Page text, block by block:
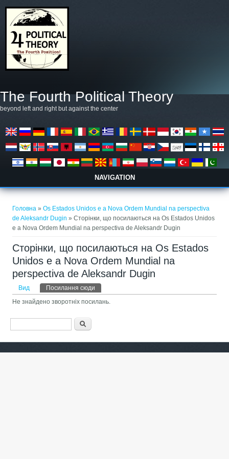
The Fourth Political Theory
beyond left and right but against the center
NAVIGATION
Головна »Os Estados Unidos e a Nova Ordem Mundial na perspectiva
de Aleksandr Dugin » Сторінки, що посилаються на Os Estados Unidos
e a Nova Ordem Mundial na perspectiva de Aleksandr Dugin
Сторінки, що посилаються на Os Estados
Unidos e a Nova Ordem Mundial na
perspectiva de Aleksandr Dugin
Первинні вкладки
Вид Посилання сюди
Не знайдено зворотніх посилань.
Пошукова форма